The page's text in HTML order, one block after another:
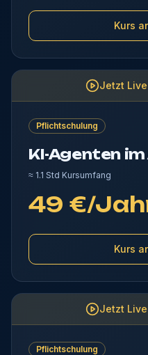
Kurs
Jetzt
Pflichtschulung
KI-Agenten
≈ 1.1 Std Kursumfang
49 €/
Kurs
Jetzt
Pflichtschulung